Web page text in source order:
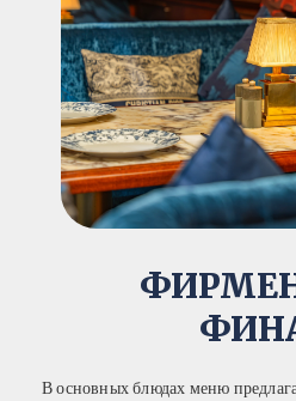
В основных блюдах меню